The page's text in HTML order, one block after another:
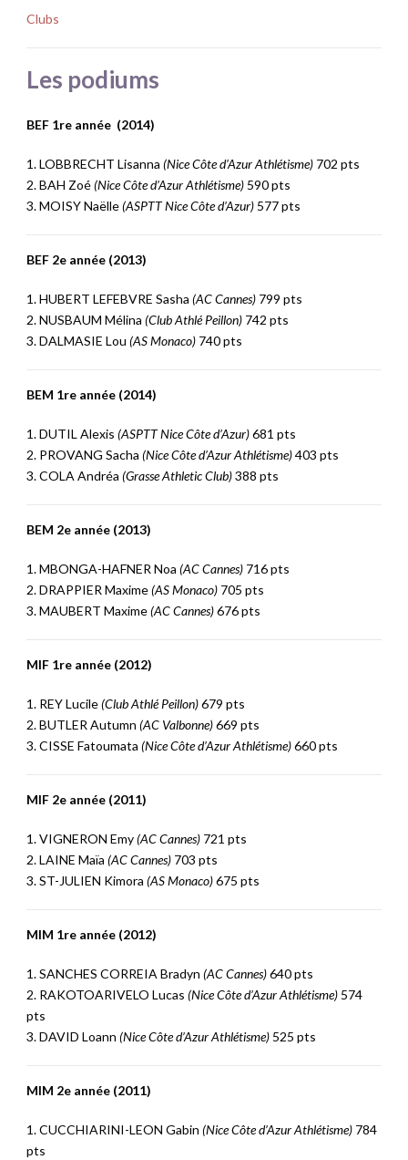
Clubs
Les podiums
BEF 1re année (2014)
1. LOBBRECHT Lisanna (Nice Côte d’Azur Athlétisme) 702 pts
2. BAH Zoé(Nice Côte d’Azur Athlétisme) 590 pts
3. MOISY Naëlle(ASPTT Nice Côte d’Azur) 577 pts
BEF 2e année (2013)
1. HUBERT LEFEBVRE Sasha (AC Cannes) 799 pts
2. NUSBAUM Mélina (Club Athlé Peillon) 742 pts
3. DALMASIE Lou (AS Monaco) 740 pts
BEM 1re année (2014)
1. DUTIL Alexis (ASPTT Nice Côte d’Azur)681 pts
2. PROVANG Sacha (Nice Côte d’Azur Athlétisme)403 pts
3. COLA Andréa (Grasse Athletic Club)388 pts
BEM 2e année (2013)
1. MBONGA-HAFNER Noa (AC Cannes) 716 pts
2. DRAPPIER Maxime(AS Monaco) 705 pts
3. MAUBERT Maxime(AC Cannes)676 pts
MIF 1re année (2012)
1. REY Lucile(Club Athlé Peillon)679 pts
2. BUTLER Autumn (AC Valbonne)669 pts
3. CISSE Fatoumata (Nice Côte d’Azur Athlétisme)660 pts
MIF 2e année (2011)
1. VIGNERON Emy(AC Cannes) 721 pts
2. LAINE Maïa (AC Cannes) 703 pts
3. ST-JULIEN Kimora (AS Monaco)675 pts
MIM 1re année (2012)
1. SANCHES CORREIA Bradyn (AC Cannes)640 pts
2. RAKOTOARIVELO Lucas (Nice Côte d’Azur Athlétisme) 574
pts
3. DAVID Loann (Nice Côte d’Azur Athlétisme) 525 pts
MIM 2e année (2011)
1. CUCCHIARINI-LEON Gabin (Nice Côte d’Azur Athlétisme) 784
pts